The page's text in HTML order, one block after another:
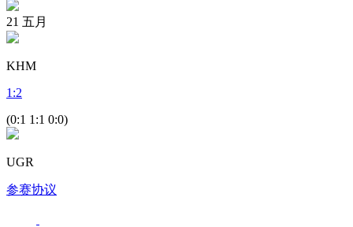
21 五月
KHM
1 :2
(0:1 1:1 0:0)
UGR
参赛协议